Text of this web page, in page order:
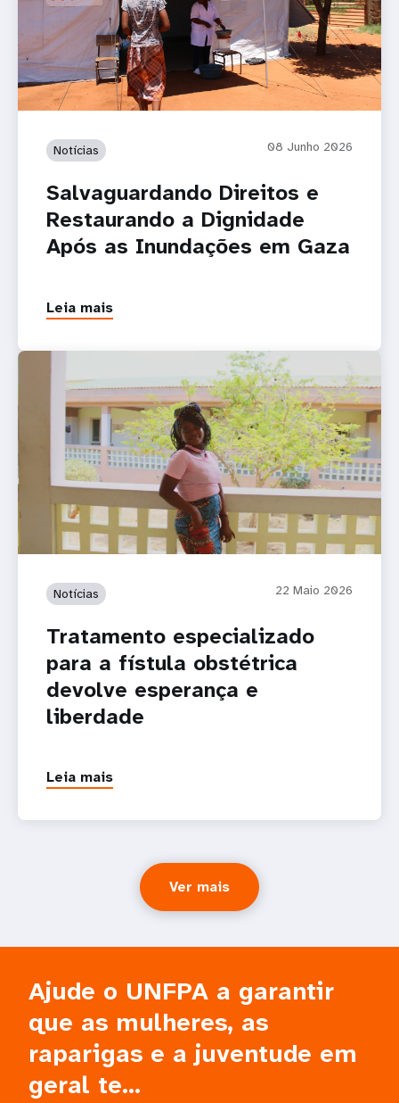
Notícias 08 Junho 2026
Salvaguardando Direitos e
Restaurando a Dignidade
Após as Inundações em Gaza
Leia mais
Notícias 22 Maio 2026
Tratamento especializado
para a fístula obstétrica
devolve esperança e
liberdade
Leia mais
Ver mais
Ajude o UNFPA a garantir
que as mulheres, as
raparigas e a juventude em
geral te...